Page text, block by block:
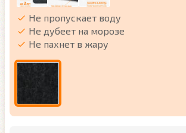
Не пропускает воду
Не дубеет на морозе
Не пахнет в жару